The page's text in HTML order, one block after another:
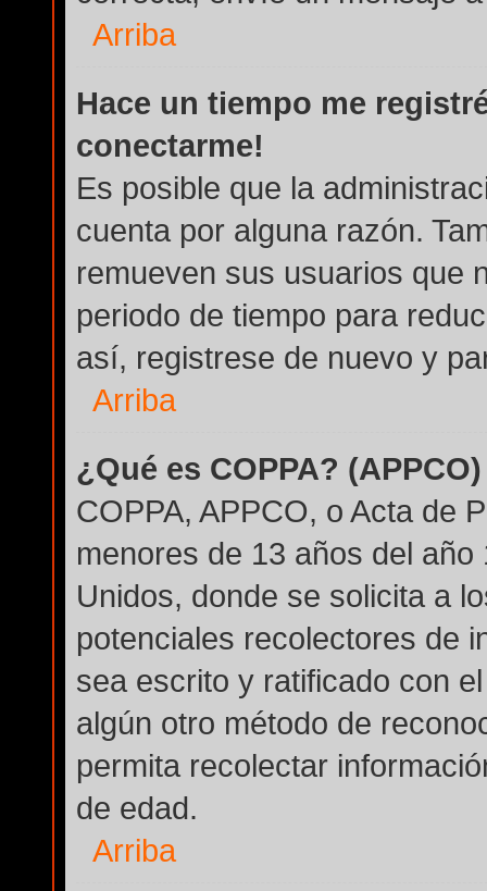
Arriba
Hace un tiempo me
conectarme!
Es posible que la
cuenta por alguna razón.
remueven sus usuarios que
periodo de tiempo para
así, registrese de nuevo y
Arriba
¿Qué es COPPA? (APPCO)
COPPA, APPCO, o Acta de
menores de 13 años del
Unidos, donde se solicita a
potenciales recolectores de
sea escrito y ratificado con
algún otro método de
permita recolectar
de edad.
Arriba